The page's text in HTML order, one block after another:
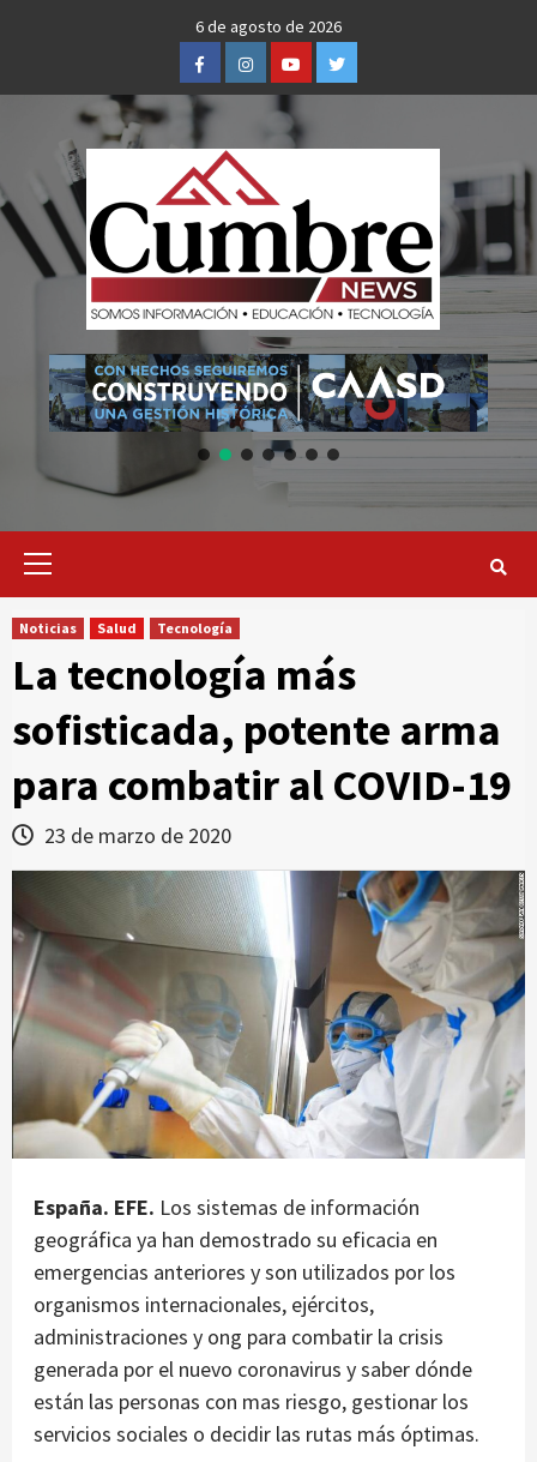
6 de agosto de 2026
FacebookInstagramYoutubeTwitter
Primary
Noticias Salud Tecnología
La tecnología más
sofisticada, potente arma
para combatir al COVID-19
23 de marzo de 2020
España. EFE. Los sistemas de información
geográfica ya han demostrado su eficacia en
emergencias anteriores y son utilizados por los
organismos internacionales, ejércitos,
administraciones y ong para combatir la crisis
generada por el nuevo coronavirus y saber dónde
están las personas con mas riesgo, gestionar los
servicios sociales o decidir las rutas más óptimas.